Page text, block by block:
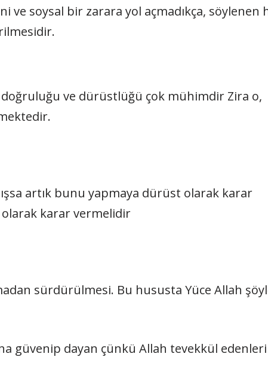
soysal bir zarara yol açmadıkça, söylenen
ve dürüstlüğü çok mühimdir Zira o,
artık bunu yapmaya dürüst olarak karar
karar vermelidir
sürdürülmesi. Bu hususta Yüce Al­lah
gü­venip dayan çünkü Allah tevekkül edenleri